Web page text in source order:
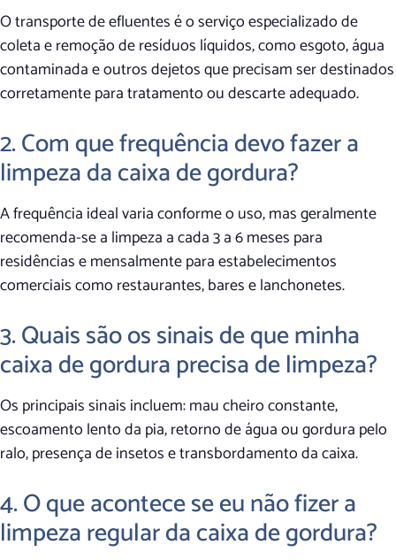
O transporte de efluentes é o serviço especializado de
coleta e remoção de resíduos líquidos, como esgoto, água
contaminada e outros dejetos que precisam ser destinados
corretamente para tratamento ou descarte adequado.
2. Com que frequência devo fazer a
limpeza da caixa de gordura?
A frequência ideal varia conforme o uso, mas geralmente
recomenda-se a limpeza a cada 3 a 6 meses para
residências e mensalmente para estabelecimentos
comerciais como restaurantes, bares e lanchonetes.
3. Quais são os sinais de que minha
caixa de gordura precisa de limpeza?
Os principais sinais incluem: mau cheiro constante,
escoamento lento da pia, retorno de água ou gordura pelo
ralo, presença de insetos e transbordamento da caixa.
4. O que acontece se eu não fizer a
limpeza regular da caixa de gordura?